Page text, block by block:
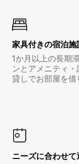
家具付き⁠の宿⁠泊⁠施⁠
1か月以上の長期
ンとアメニティ
貸しでお部屋を借
ニーズに合わせ